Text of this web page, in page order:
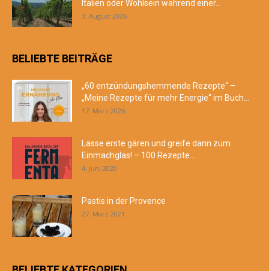
Italien oder Wohlsein während einer...
3. August 2026
BELIEBTE BEITRÄGE
„60 entzündungshemmende Rezepte“ –
„Meine Rezepte für mehr Energie“ im Buch...
17. März 2026
Lasse erste gären und greife dann zum
Einmachglas! – 100 Rezepte...
4. Juni 2020
Pastis in der Provence
27. März 2021